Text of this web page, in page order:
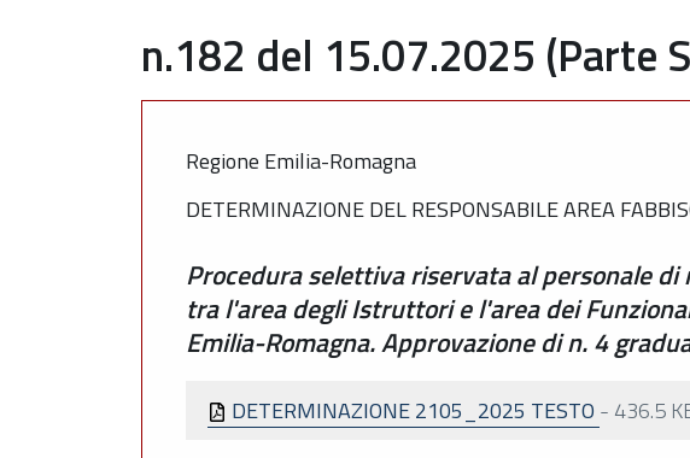
n.182 del 15.07.2025 (Parte
Regione Emilia-Romagna
DETERMINAZIONE DEL RESPONSABILE AREA
Procedura selettiva riservata al personale
tra l'area degli Istruttori e l'area dei
Emilia-Romagna. Approvazione di n. 4
DETERMINAZIONE 2105_2025 TESTO - 436.5